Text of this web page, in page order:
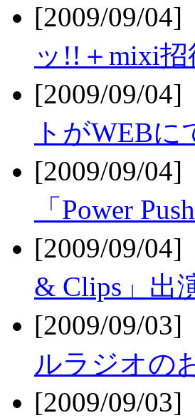
[2009/09/04]
ッ!!＋mixi招
[2009/09/04]
トがWEB
[2009/09/04]
「Power
[2009/09/04]
& Clips」出
[2009/09/03]
ルラジオの
[2009/09/03]